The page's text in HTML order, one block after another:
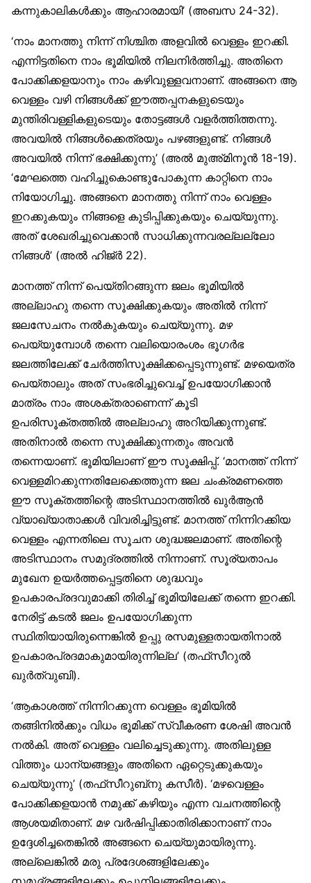
കന്നുകാലികൾക്കും ആഹാരമായി’ (അബസ 24-32).
‘നാം മാനത്തു നിന്ന് നിശ്ചിത അളവിൽ വെള്ളം ഇറക്കി.
എന്നിട്ടതിനെ നാം ഭൂമിയിൽ നിലനിർത്തിച്ചു. അതിനെ
പോക്കിക്കളയാനും നാം കഴിവുള്ളവനാണ്. അങ്ങനെ ആ
വെള്ളം വഴി നിങ്ങൾക്ക് ഈത്തപ്പനകളുടെയും
മുന്തിരിവള്ളികളുടെയും തോട്ടങ്ങൾ വളർത്തിത്തന്നു.
അവയിൽ നിങ്ങൾക്കെത്രയും പഴങ്ങളുണ്ട്. നിങ്ങൾ
അവയിൽ നിന്ന് ഭക്ഷിക്കുന്നു’ (അൽ മുഅ്മിനൂൻ 18-19).
‘മേഘത്തെ വഹിച്ചുകൊണ്ടുപോകുന്ന കാറ്റിനെ നാം
നിയോഗിച്ചു. അങ്ങനെ മാനത്തു നിന്ന് നാം വെള്ളം
ഇറക്കുകയും നിങ്ങളെ കുടിപ്പിക്കുകയും ചെയ്യുന്നു.
അത് ശേഖരിച്ചുവെക്കാൻ സാധിക്കുന്നവരല്ലല്ലോ
നിങ്ങൾ’ (അൽ ഹിജ്ർ 22).
മാനത്ത് നിന്ന് പെയ്തിറങ്ങുന്ന ജലം ഭൂമിയിൽ
അല്ലാഹു തന്നെ സൂക്ഷിക്കുകയും അതിൽ നിന്ന്
ജലസേചനം നൽകുകയും ചെയ്യുന്നു. മഴ
പെയ്യുമ്പോൾ തന്നെ വലിയൊരംശം ഭൂഗർഭ
ജലത്തിലേക്ക് ചേർത്തിസൂക്ഷിക്കപ്പെടുന്നുണ്ട്. മഴയെത്ര
പെയ്താലും അത് സംഭരിച്ചുവെച്ച് ഉപയോഗിക്കാൻ
മാത്രം നാം അശക്തരാണെന്ന് കൂടി
ഉപരിസൂക്തത്തിൽ അല്ലാഹു അറിയിക്കുന്നുണ്ട്.
അതിനാൽ തന്നെ സൂക്ഷിക്കുന്നതും അവൻ
തന്നെയാണ്. ഭൂമിയിലാണ് ഈ സൂക്ഷിപ്പ്. ‘മാനത്ത് നിന്ന്
വെള്ളമിറക്കുന്നതിലേക്കെത്തുന്ന ജല ചംക്രമണത്തെ
ഈ സൂക്തത്തിന്റെ അടിസ്ഥാനത്തിൽ ഖുർആൻ
വ്യാഖ്യാതാക്കൾ വിവരിച്ചിട്ടുണ്ട്. മാനത്ത് നിന്നിറക്കിയ
വെള്ളം എന്നതിലെ സൂചന ശുദ്ധജലമാണ്. അതിന്റെ
അടിസ്ഥാനം സമുദ്രത്തിൽ നിന്നാണ്. സൂര്യതാപം
മുഖേന ഉയർത്തപ്പെട്ടതിനെ ശുദ്ധവും
ഉപകാരപ്രദവുമാക്കി തിരിച്ച് ഭൂമിയിലേക്ക് തന്നെ ഇറക്കി.
നേരിട്ട് കടൽ ജലം ഉപയോഗിക്കുന്ന
സ്ഥിതിയായിരുന്നെങ്കിൽ ഉപ്പു രസമുള്ളതായതിനാൽ
ഉപകാരപ്രദമാകുമായിരുന്നില്ല’ (തഫ്‌സീറുൽ
ഖുർത്വുബി).
‘ആകാശത്ത് നിന്നിറക്കുന്ന വെള്ളം ഭൂമിയിൽ
തങ്ങിനിൽക്കും വിധം ഭൂമിക്ക് സ്വീകരണ ശേഷി അവൻ
നൽകി. അത് വെള്ളം വലിച്ചെടുക്കുന്നു. അതിലുള്ള
വിത്തും ധാന്യങ്ങളും അതിനെ ഏറ്റെടുക്കുകയും
ചെയ്യുന്നു’ (തഫ്‌സീറുബ്‌നു കസീർ). ‘മഴവെള്ളം
പോക്കിക്കളയാൻ നമുക്ക് കഴിയും എന്ന വചനത്തിന്റെ
ആശയമിതാണ്. മഴ വർഷിപ്പിക്കാതിരിക്കാനാണ് നാം
ഉദ്ദേശിച്ചതെങ്കിൽ അങ്ങനെ ചെയ്യുമായിരുന്നു.
അല്ലെങ്കിൽ മരു പ്രദേശങ്ങളിലേക്കും